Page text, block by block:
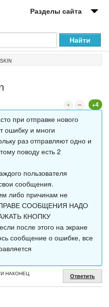
Разделы сайта
+4
при отправке нового
ошибку и многи
раз отправляют одно и
поводу есть 2
пользователя
сообщения.
либо причинам не
СООБЩЕНИЯ НАДО
КНОПКУ
после этого на экране
сообщение о ошибке, все
НАКОНЕЦ
Ответить